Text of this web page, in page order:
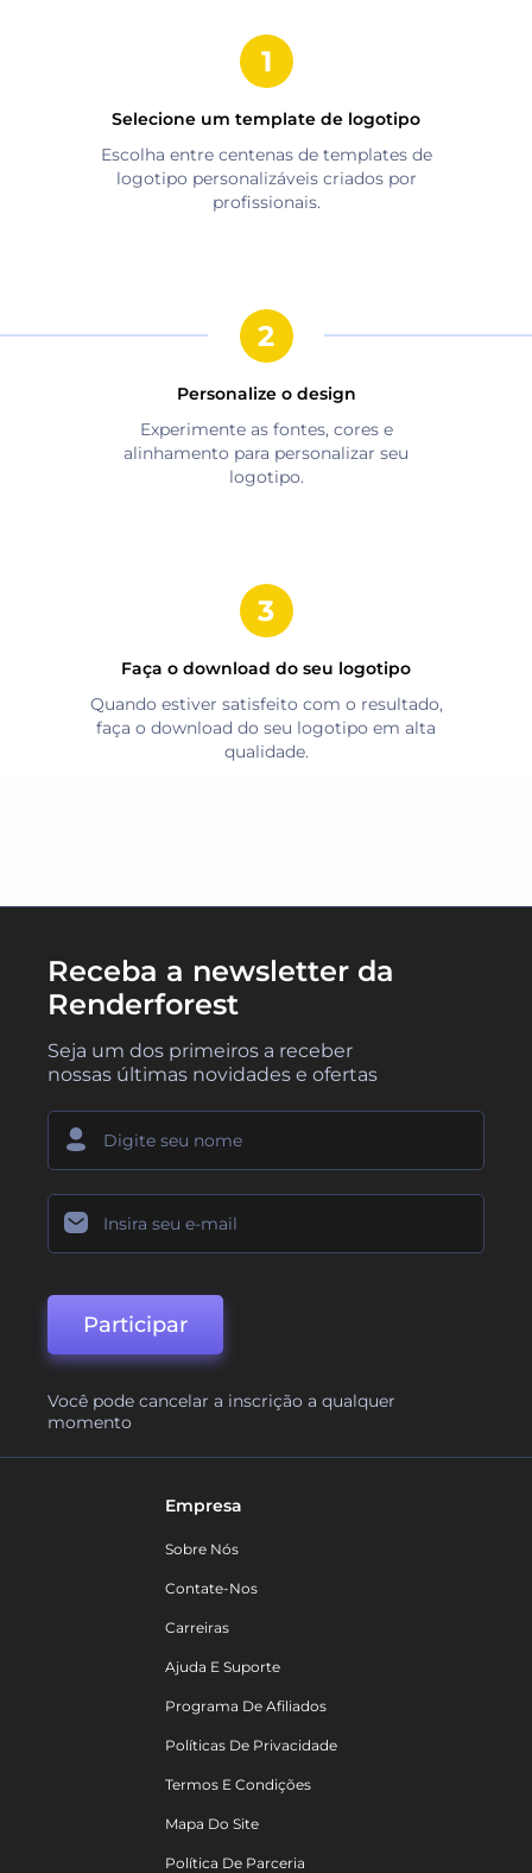
Selecione um template de logotipo
Escolha entre centenas de templates de
logotipo personalizáveis criados por
profissionais.
Personalize o design
Experimente as fontes, cores e
alinhamento para personalizar seu
logotipo.
Faça o download do seu logotipo
Quando estiver satisfeito com o resultado,
faça o download do seu logotipo em alta
qualidade.
Receba a newsletter da
Renderforest
Seja um dos primeiros a receber
nossas últimas novidades e ofertas
Participar
Você pode cancelar a inscrição a qualquer
momento
Empresa
Sobre Nós
Contate-Nos
Carreiras
Ajuda E Suporte
Programa De Afiliados
Políticas De Privacidade
Termos E Condições
Mapa Do Site
Política De Parceria